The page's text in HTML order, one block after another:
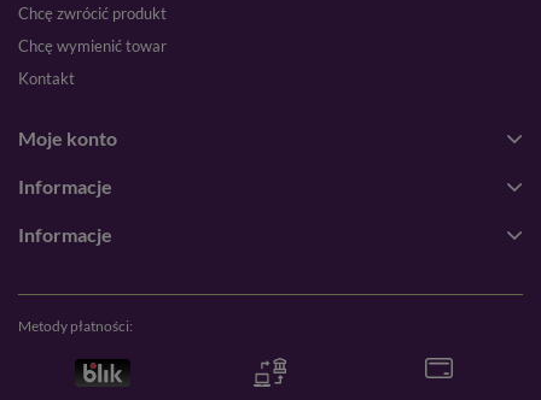
Chcę zwrócić produkt
Chcę wymienić towar
Kontakt
Moje konto
Informacje
Informacje
Metody płatności: